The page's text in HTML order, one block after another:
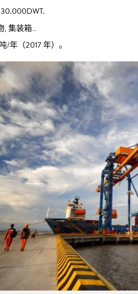
, 集装箱…
/年（2017 年）。